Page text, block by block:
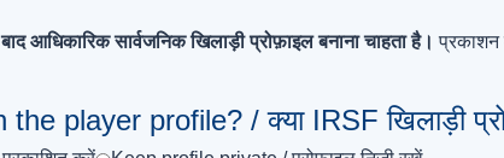
आधिकारिक सार्वजनिक खिलाड़ी प्रोफ़ाइल बनाना चाहता है। प्रकाशन
player profile? / क्या IRSF खिलाड़ी